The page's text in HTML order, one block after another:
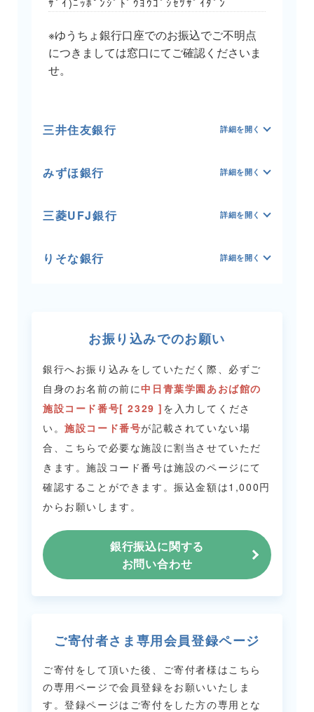
※ゆうちょ銀行口座でのお振込でご不明点
につきましては窓口にてご確認くださいま
せ。
三井住友銀行
みずほ銀行
三菱UFJ銀行
りそな銀行
お振り込みでのお願い
銀行へお振り込みをしていただく際、必ずご
自身のお名前の前に中日青葉学園あおば館の
施設コード番号[ 2329 ] を入力してくださ
い。施設コード番号が記載されていない場
合、こちらで必要な施設に割当させていただ
きます。施設コード番号は施設のページにて
確認することができます。振込金額は1,000円
からお願いします。
銀行振込に関する
お問い合わせ
ご寄付者さま専用会員登録ページ
ご寄付をして頂いた後、ご寄付者様はこちら
の専用ページで会員登録をお願いいたしま
す。登録ページはご寄付をした方の専用とな